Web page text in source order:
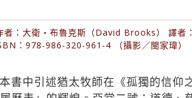
者：大衛‧布魯克斯（David Brooks） 譯者
：978-986-320-961-4 （攝影／閩家瑋）
書中引述猶太牧師在《孤獨的信仰